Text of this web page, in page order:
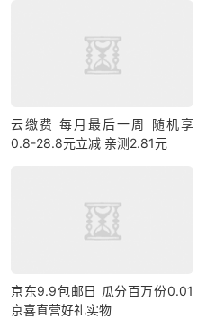
云缴费 每月最后一周 随机享
0.8-28.8元立减 亲测2.81元
京东9.9包邮日 瓜分百万份0.01
京喜直营好礼实物